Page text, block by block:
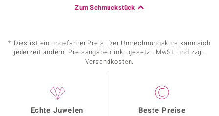
Zum Schmuckstück
* Dies ist ein ungefährer Preis. Der Umrechnungskurs kann sich
jederzeit ändern. Preisangaben inkl. gesetzl. MwSt. und zzgl.
Versandkosten.
Echte Juwelen Beste Preise